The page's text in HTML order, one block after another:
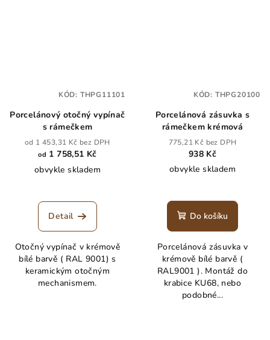
Porcelánový otočný vypínač
s rámečkem
od 1 453,31 Kč bez DPH
od 1 758,51 Kč
obvykle skladem
Detail
Otočný vypínač v krémově
bílé barvě ( RAL 9001) s
keramickým otočným
mechanismem.
KÓD: THPG11101
Porcelánová zásuvka s
rámečkem krémová
775,21 Kč bez DPH
938 Kč
obvykle skladem
Do košíku
Porcelánová zásuvka v
krémově bílé barvě (
RAL9001 ). Montáž do
krabice KU68, nebo
podobné...
KÓD: THPG20100